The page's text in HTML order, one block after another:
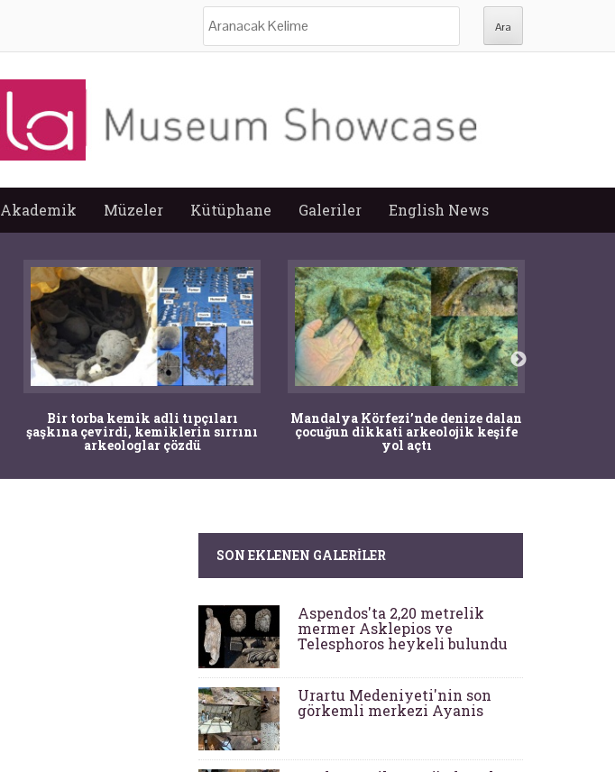
Akademik Müzeler Kütüphane Galeriler English News
Bir torba kemik adli tıpçıları
şaşkına çevirdi, kemiklerin sırrını
arkeologlar çözdü
Mandalya Körfezi’nde denize dalan
çocuğun dikkati arkeolojik keşife
yol açtı
SON EKLENEN GALERILER
Aspendos'ta 2,20 metrelik
mermer Asklepios ve
Telesphoros heykeli bulundu
Urartu Medeniyeti'nin son
görkemli merkezi Ayanis